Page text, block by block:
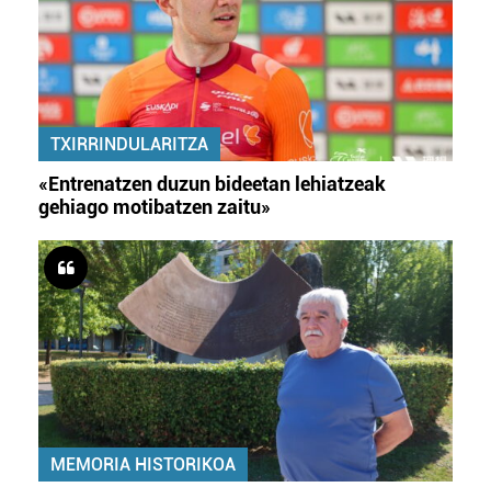
TXIRRINDULARITZA
«Entrenatzen duzun bideetan lehiatzeak
gehiago motibatzen zaitu»
MEMORIA HISTORIKOA